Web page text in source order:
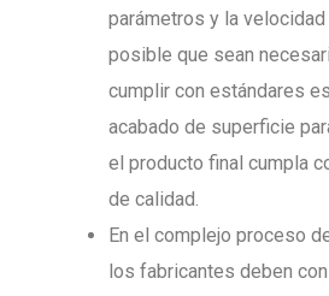
parámetros y la
posible que sean
cumplir con estándares
acabado de superficie
el producto final cumpla
de calidad.
En el complejo proceso
los fabricantes deben